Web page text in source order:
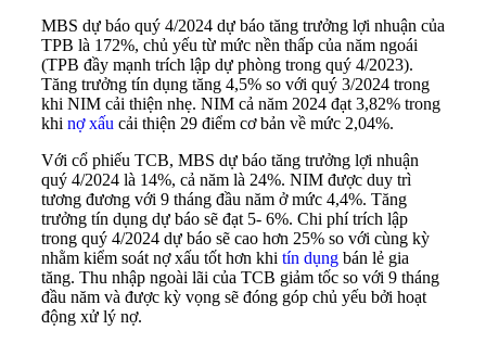
MBS dự báo quý 4/2024 dự báo tăng trưởng lợi nhuận của
TPB là 172%, chủ yếu từ mức nền thấp của năm ngoái
(TPB đầy mạnh trích lập dự phòng trong quý 4/2023).
Tăng trưởng tín dụng tăng 4,5% so với quý 3/2024 trong
khi NIM cải thiện nhẹ. NIM cả năm 2024 đạt 3,82% trong
khi nợ xấu cải thiện 29 điểm cơ bản về mức 2,04%.
Với cổ phiếu TCB, MBS dự báo tăng trưởng lợi nhuận
quý 4/2024 là 14%, cả năm là 24%. NIM được duy trì
tương đương với 9 tháng đầu năm ở mức 4,4%. Tăng
trưởng tín dụng dự báo sẽ đạt 5- 6%. Chi phí trích lập
trong quý 4/2024 dự báo sẽ cao hơn 25% so với cùng kỳ
nhằm kiểm soát nợ xấu tốt hơn khi tín dụng bán lẻ gia
tăng. Thu nhập ngoài lãi của TCB giảm tốc so với 9 tháng
đầu năm và được kỳ vọng sẽ đóng góp chủ yếu bởi hoạt
động xử lý nợ.